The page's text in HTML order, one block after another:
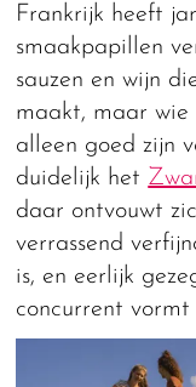
Frankrijk heeft
smaakpapillen
sauzen en wijn
maakt, maar wie
alleen goed zijn
duidelijk het
daar ontvouwt
verrassend
is, en eerlijk
concurrent